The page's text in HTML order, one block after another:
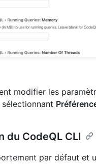
modifier les
du CodeQL CLI
par défaut et